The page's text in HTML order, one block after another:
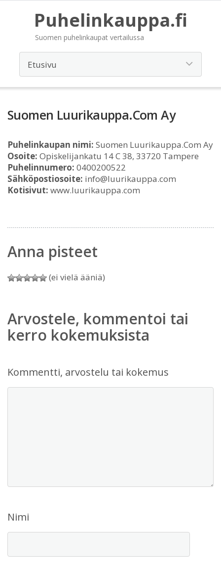
Puhelinkauppa.fi
Suomen puhelinkaupat vertailussa
Suomen Luurikauppa.Com Ay
Puhelinkaupan nimi: Suomen Luurikauppa.Com Ay
Osoite: Opiskelijankatu 14 C 38, 33720 Tampere
Puhelinnumero: 0400200522
Sähköpostiosoite: info@luurikauppa.com
Kotisivut: www.luurikauppa.com
Anna pisteet
(ei vielä ääniä)
Arvostele, kommentoi tai
kerro kokemuksista
Kommentti, arvostelu tai kokemus
Nimi